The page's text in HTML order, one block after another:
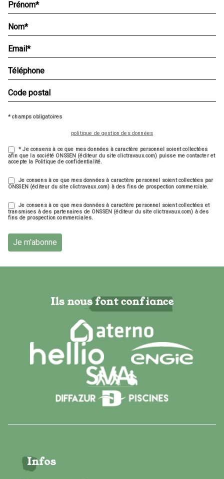
* champs obligatoires
politique de gestion des données
* Je consens à ce que mes données à caractère personnel soient collectées
afin que la société ONSSEN (éditeur du site clictravaux.com) puisse me contacter et
accepte la Politique de confidentialité.
Je consens à ce que mes données à caractère personnel soient collectées par
ONSSEN (éditeur du site clictravaux.com) à des fins de prospection commerciale.
Je consens à ce que mes données à caractère personnel soient collectées et
transmises à des partenaires de ONSSEN (éditeur du site clictravaux.com) à des
fins de prospection commerciales.
Je m'abonne
Ils nous font confiance
Infos